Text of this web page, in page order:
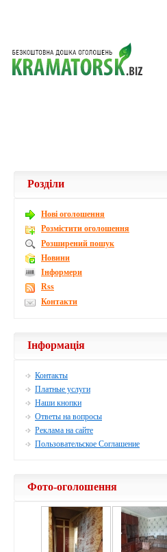
Розділи
Новi оголошення
Розмістити оголошення
Розширений пошук
Новини
Інформери
Rss
Контакти
Інформація
Контакты
Платные услуги
Наши кнопки
Ответы на вопросы
Реклама на сайте
Пользовательское Соглашение
Фото-оголошення